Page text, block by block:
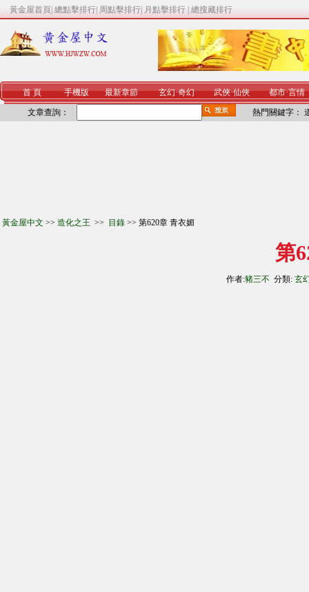
黃金屋首頁 總點擊排行 周點擊排行 月點擊排行 總搜藏排行
首 頁 手機版 最新章節 玄幻·奇幻 武俠·仙俠 都市·言情
文章查詢： 熱門關鍵字：
黃金屋中文 >> 造化之王 >> 目錄 >> 第620章 青衣媚
第
作者:豬三不 分類: 玄